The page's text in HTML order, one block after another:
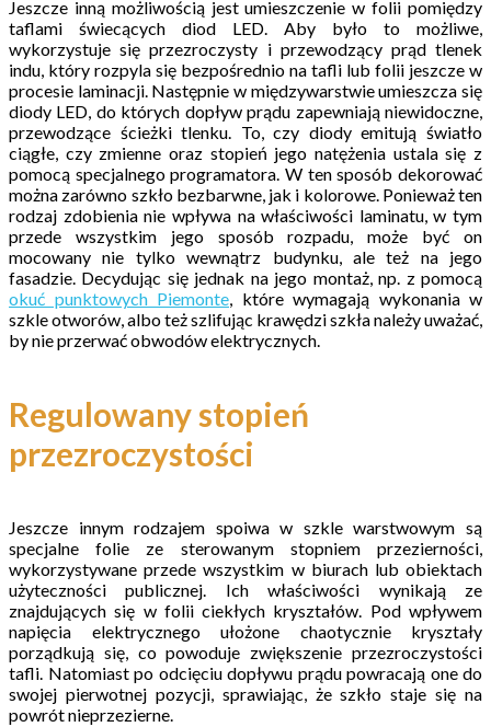
Jeszcze inną możliwością jest umieszczenie w folii pomiędzy
taflami świecących diod LED. Aby było to możliwe,
wykorzystuje się przezroczysty i przewodzący prąd tlenek
indu, który rozpyla się bezpośrednio na tafli lub folii jeszcze w
procesie laminacji. Następnie w międzywarstwie umieszcza się
diody LED, do których dopływ prądu zapewniają niewidoczne,
przewodzące ścieżki tlenku. To, czy diody emitują światło
ciągłe, czy zmienne oraz stopień jego natężenia ustala się z
pomocą specjalnego programatora. W ten sposób dekorować
można zarówno szkło bezbarwne, jak i kolorowe. Ponieważ ten
rodzaj zdobienia nie wpływa na właściwości laminatu, w tym
przede wszystkim jego sposób rozpadu, może być on
mocowany nie tylko wewnątrz budynku, ale też na jego
fasadzie. Decydując się jednak na jego montaż, np. z pomocą
okuć punktowych Piemonte, które wymagają wykonania w
szkle otworów, albo też szlifując krawędzi szkła należy uważać,
by nie przerwać obwodów elektrycznych.
Regulowany stopień
przezroczystości
Jeszcze innym rodzajem spoiwa w szkle warstwowym są
specjalne folie ze sterowanym stopniem przezierności,
wykorzystywane przede wszystkim w biurach lub obiektach
użyteczności publicznej. Ich właściwości wynikają ze
znajdujących się w folii ciekłych kryształów. Pod wpływem
napięcia elektrycznego ułożone chaotycznie kryształy
porządkują się, co powoduje zwiększenie przezroczystości
tafli. Natomiast po odcięciu dopływu prądu powracają one do
swojej pierwotnej pozycji, sprawiając, że szkło staje się na
powrót nieprzezierne.